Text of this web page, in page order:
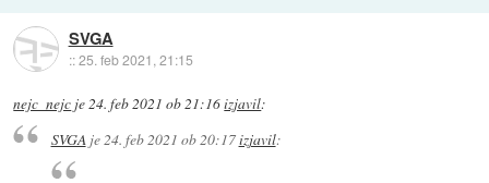
SVGA
::25. feb 2021, 21:15
nejc_nejc je 24. feb 2021 ob 21:16izjavil:
SVGAje24. feb 2021 ob 20:17izjavil: